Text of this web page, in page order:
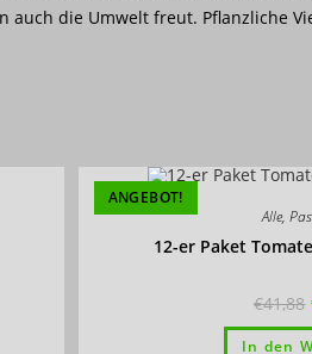
auch die Umwelt freut. Pflanzliche
ANGEBOT!
Alle,
12-er Paket
€41,88
In den